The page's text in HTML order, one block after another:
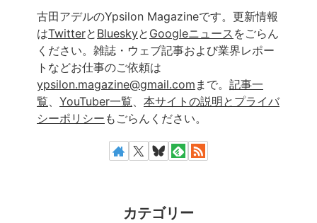
古田アデルのYpsilon Magazineです。更新情報
はTwitterと Blueskyと Googleニュース をごらん
ください。雑誌・ウェブ記事および業界レポー
トなどお仕事のご依頼は
ypsilon.magazine@gmail.com まで。 記事一
覧
YouTuber一覧
本サイトの説明とプライバ
シーポリシー もごらんください。
カテゴリー